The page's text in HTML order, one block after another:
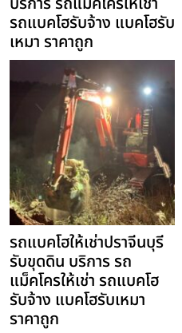
รถแบคโฮรับจ้าง แบคโฮรับ
เหมา ราคาถูก
รถแบคโฮให้เช่าปราจีนบุรี
รับขุดดิน บริการ รถ
แม็คโครให้เช่า รถแบคโฮ
รับจ้าง แบคโฮรับเหมา
ราคาถูก